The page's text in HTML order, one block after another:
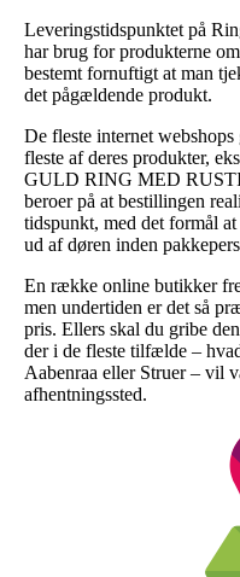
Leveringstidspunktet på
har brug for produkterne
bestemt fornuftigt at man
det pågældende produkt.
De fleste internet
fleste af deres produkter,
GULD RING MED
beroer på at bestillingen
tidspunkt, med det formål
ud af døren inden
En række online butikker
men undertiden er det så
pris. Ellers skal du gribe
der i de fleste tilfælde –
Aabenraa eller Struer – vil
afhentningssted.